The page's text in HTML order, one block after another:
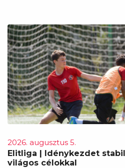
2026. augusztus 5.
Elitliga | Idénykezdet
világos célokkal